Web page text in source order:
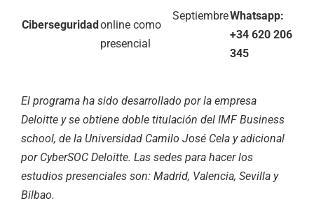
Ciberseguridad online como
presencial
SeptiembreWhatsapp:
+34 620 206
345
El programa ha sido desarrollado por la empresa
Deloitte y se obtiene doble titulación del IMF Business
school, de la Universidad Camilo José Cela y adicional
por CyberSOC Deloitte. Las sedes para hacer los
estudios presenciales son: Madrid, Valencia, Sevilla y
Bilbao.